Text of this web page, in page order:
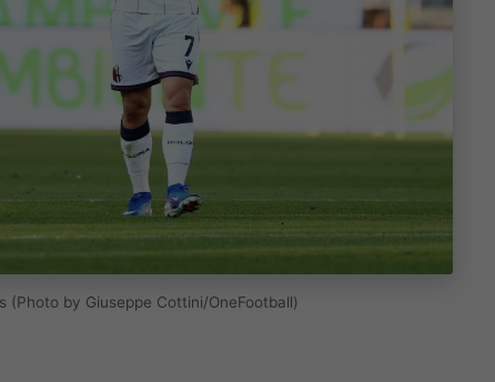
(Photo by Giuseppe Cottini/OneFootball)